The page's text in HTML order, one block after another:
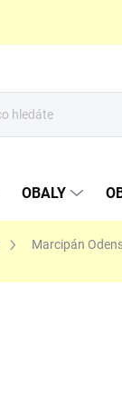
OBALY
Marcipán